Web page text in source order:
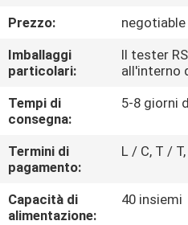
CONTROLLO
DI
QUALITÀ
CONTATTICI
NOTIZIE
Prezzo:
negotiable
Imballaggi
particolari:
Il tester
all'interno
Tempi di
consegna:
5-8 giorni
Termini di
pagamento:
L / C, T /
Capacità di
alimentazione:
40 insiemi